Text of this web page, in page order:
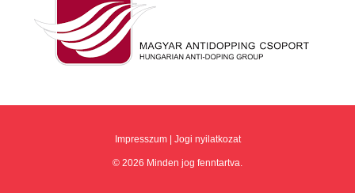
Impresszum| Jogi nyilatkozat
© 2026 Minden jog fenntartva.